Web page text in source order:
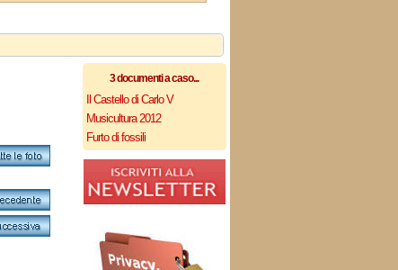
3 documenti a caso...
Il Castello di Carlo V
Musicultura 2012
Furto di fossili